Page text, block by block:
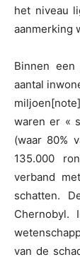
het niveau
aanmerking
Binnen
aantal
waren er «
(waar 80%
135.000
verband
schatten.
Chernobyl.
van de